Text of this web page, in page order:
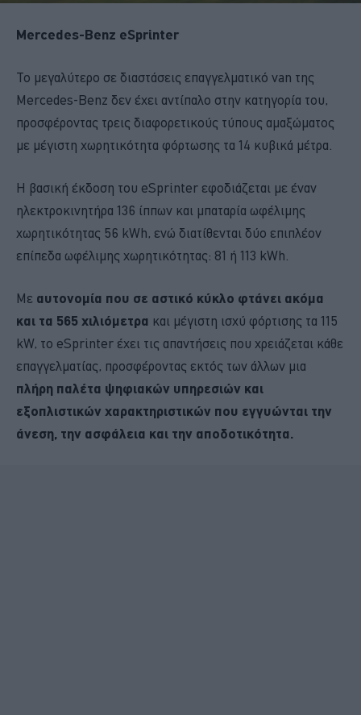
Mercedes-Benz eSprinter
Το μεγαλύτερο σε διαστάσεις επαγγελματικό van της
Mercedes-Benz δεν έχει αντίπαλο στην κατηγορία του,
προσφέροντας τρεις διαφορετικούς τύπους αμαξώματος
με μέγιστη χωρητικότητα φόρτωσης τα 14 κυβικά μέτρα.
Η βασική έκδοση του eSprinter εφοδιάζεται με έναν
ηλεκτροκινητήρα 136 ίππων και μπαταρία ωφέλιμης
χωρητικότητας 56 kWh, ενώ διατίθενται δύο επιπλέον
επίπεδα ωφέλιμης χωρητικότητας: 81 ή 113 kWh.
Με αυτονομία που σε αστικό κύκλο φτάνει ακόμα
και τα 565 χιλιόμετρα και μέγιστη ισχύ φόρτισης τα 115
kW, το eSprinter έχει τις απαντήσεις που χρειάζεται κάθε
επαγγελματίας, προσφέροντας εκτός των άλλων μια
πλήρη παλέτα ψηφιακών υπηρεσιών και
εξοπλιστικών χαρακτηριστικών που εγγυώνται την
άνεση, την ασφάλεια και την αποδοτικότητα.